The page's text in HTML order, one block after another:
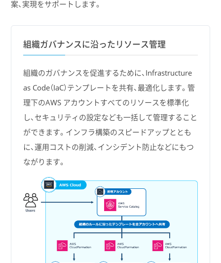
案、実現をサポートします。
組織ガバナンスに沿ったリソース管理
組織のガバナンスを促進するために、Infrastructure
as Code（IaC）テンプレートを共有、最適化します。管
理下のAWS アカウントすべてのリソースを標準化
し、セキュリティの設定なども一括して管理すること
ができます。インフラ構築のスピードアップととも
に、運用コストの削減、インシデント防止などにもつ
ながります。